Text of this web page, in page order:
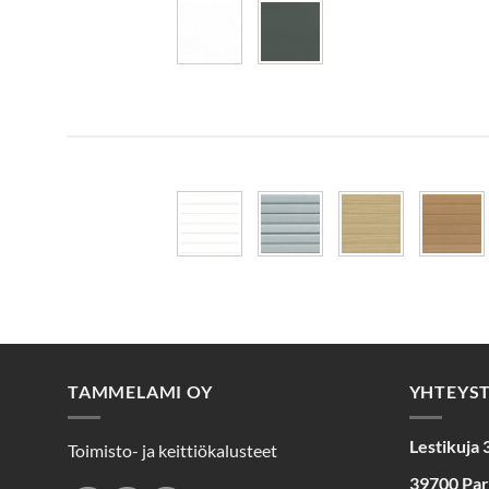
TAMMELAMI OY
Toimisto- ja keittiökalusteet
Lestikuja
39700